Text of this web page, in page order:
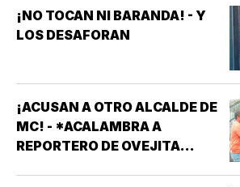
¡NO TOCAN NI BARANDA! - Y
LOS DESAFORAN
¡ACUSAN A OTRO ALCALDE DE
MC! - *ACALAMBRA A
REPORTERO DE OVEJITA